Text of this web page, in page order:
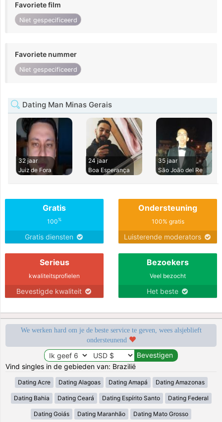
Favoriete film
Niet gespecificeerd
Favoriete nummer
Niet gespecificeerd
Dating Man Minas Gerais
32 jaar
Juiz de Fora
24 jaar
Boa Esperança
35 jaar
São João del Re
Gratis
100%
Gratis diensten
Ondersteuning
100% gratis
Luisterende moderators
Serieus
kwaliteitsprofielen
Bevestigde kwaliteit
Bezoekers
Veel bezocht
Het beste
We werken hard om je de beste service te geven, wees alsjeblieft
ondersteunend
Vind singles in de gebieden van: Brazilië
Dating Acre Dating Alagoas Dating Amapá Dating Amazonas
Dating Bahia Dating Ceará Dating Espírito Santo Dating Federal
Dating Goiás Dating Maranhão Dating Mato Grosso